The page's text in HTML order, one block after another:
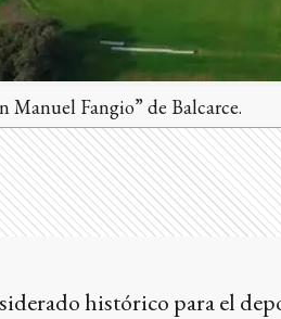
Fangio” de Balcarce.
histórico para el